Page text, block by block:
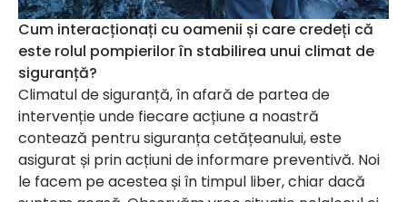
Cum interacționați cu oamenii și care credeți că
este rolul pompierilor în stabilirea unui climat de
siguranță?
Climatul de siguranță, în afară de partea de
intervenție unde fiecare acțiune a noastră
contează pentru siguranța cetățeanului, este
asigurat și prin acțiuni de informare preventivă. Noi
le facem pe acestea și în timpul liber, chiar dacă